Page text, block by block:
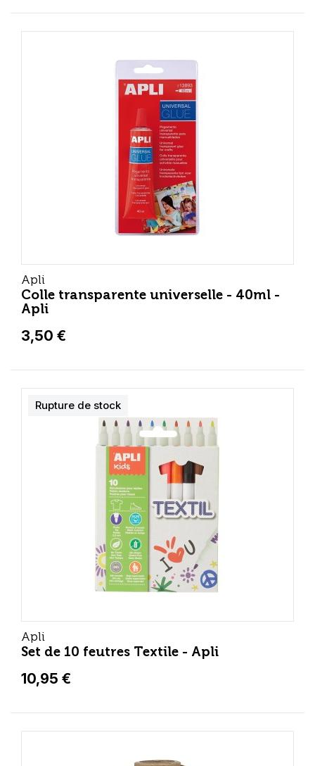
Apli
Colle transparente universelle - 40ml -
Apli
3,50 €
Apli
Set de 10 feutres Textile - Apli
10,95 €
Rupture de stock